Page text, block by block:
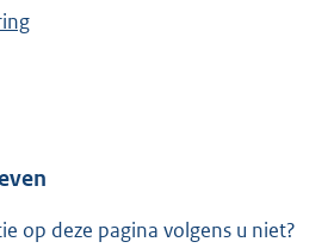
op deze pagina volgens u niet?